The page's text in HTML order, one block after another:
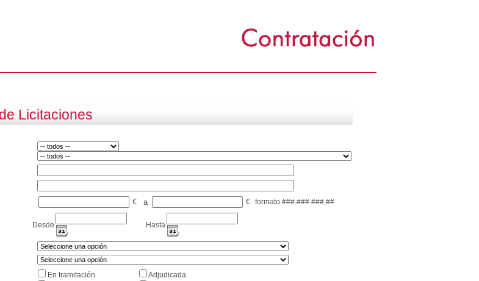
Licitaciones
€ a € formato ###.###.###,##
Desde Hasta
En tramitación
Adjudicada